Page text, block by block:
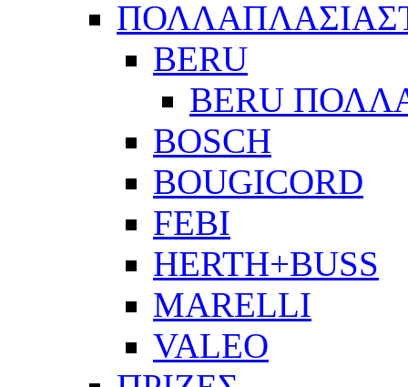
BERU
BERU
BOSCH
BOUGICORD
FEBI
HERTH+BUSS
MARELLI
VALEO